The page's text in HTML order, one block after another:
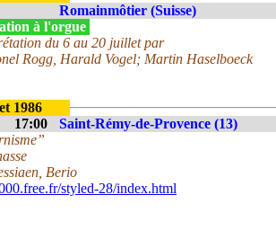
Romainmôtier (Suisse)
à l'orgue
du 6 au 20 juillet par
Rogg, Harald Vogel; Martin Haselboeck
1986
17:00
Saint-Rémy-de-Provence (13)
Berio
styled-28/index.html